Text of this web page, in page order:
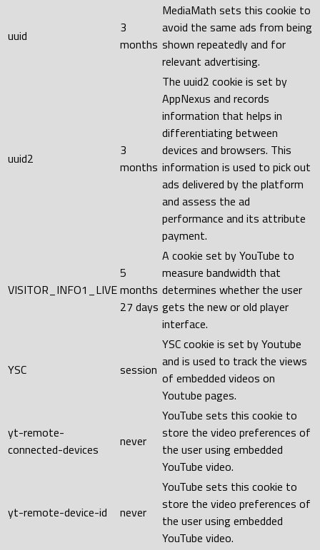
uuid
3
months
MediaMath sets this cookie to
avoid the same ads from being
shown repeatedly and for
relevant advertising.
uuid2
3
months
The uuid2 cookie is set by
AppNexus and records
information that helps in
differentiating between
devices and browsers. This
information is used to pick out
ads delivered by the platform
and assess the ad
performance and its attribute
payment.
VISITOR_INFO1_LIVE
5
months
27 days
A cookie set by YouTube to
measure bandwidth that
determines whether the user
gets the new or old player
interface.
YSC session
YSC cookie is set by Youtube
and is used to track the views
of embedded videos on
Youtube pages.
yt-remote-
connected-devices
never
YouTube sets this cookie to
store the video preferences of
the user using embedded
YouTube video.
yt-remote-device-id never
YouTube sets this cookie to
store the video preferences of
the user using embedded
YouTube video.